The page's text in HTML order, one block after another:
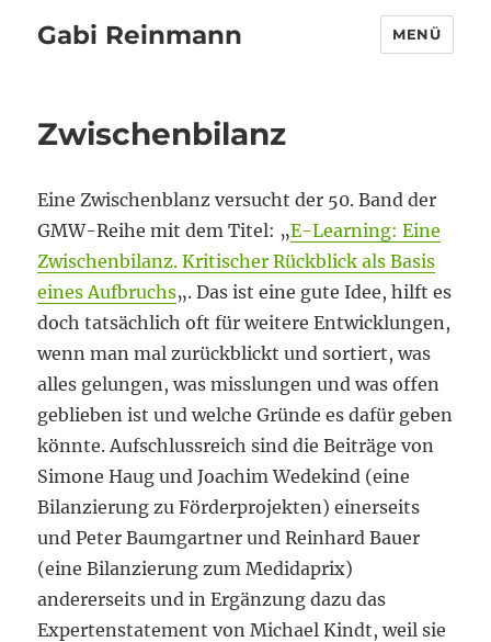
Gabi Reinmann MENÜ
Zwischenbilanz
Eine Zwischenblanz versucht der 50. Band der
GMW-Reihe mit dem Titel: „E-Learning: Eine
Zwischenbilanz. Kritischer Rückblick als Basis
eines Aufbruchs„. Das ist eine gute Idee, hilft es
doch tatsächlich oft für weitere Entwicklungen,
wenn man mal zurückblickt und sortiert, was
alles gelungen, was misslungen und was offen
geblieben ist und welche Gründe es dafür geben
könnte. Aufschlussreich sind die Beiträge von
Simone Haug und Joachim Wedekind (eine
Bilanzierung zu Förderprojekten) einerseits
und Peter Baumgartner und Reinhard Bauer
(eine Bilanzierung zum Medidaprix)
andererseits und in Ergänzung dazu das
Expertenstatement von Michael Kindt, weil sie